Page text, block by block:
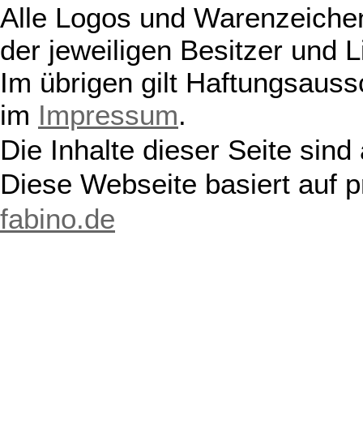
Alle Logos und
der jeweiligen Besitzer und
Im übrigen gilt
im Impressum.
Die Inhalte dieser Seite
Diese Webseite basiert auf
fabino.de